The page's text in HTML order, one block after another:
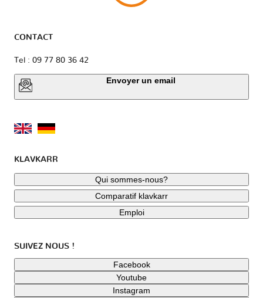
CONTACT
Tel : 09 77 80 36 42
Envoyer un email
KLAVKARR
Qui sommes-nous?
Comparatif klavkarr
Emploi
SUIVEZ NOUS !
Facebook
Youtube
Instagram